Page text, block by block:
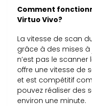
Comment
Virtuo Vivo?
La vitesse de scan
grâce à des mises à
n’est pas le
offre une vitesse de
et est compétitif
pouvez réaliser des
environ une minute.